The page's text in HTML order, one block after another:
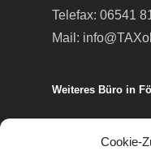
Cookie-
Telefax: 06541
Mail:
Weiteres Büro in